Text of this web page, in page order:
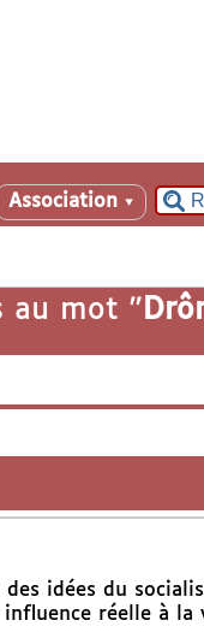
Association ▼
au mot "
idées du
réelle à la